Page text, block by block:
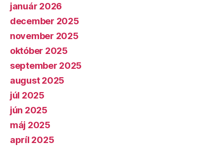
január 2026
december 2025
november 2025
október 2025
september 2025
august 2025
júl 2025
jún 2025
máj 2025
apríl 2025